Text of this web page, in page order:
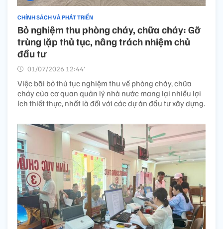
CHÍNH SÁCH VÀ PHÁT TRIỂN
Bỏ nghiệm thu phòng cháy, chữa cháy: Gỡ
trùng lặp thủ tục, nâng trách nhiệm chủ
đầu tư
01/07/2026 12:44’
Việc bãi bỏ thủ tục nghiệm thu về phòng cháy, chữa
cháy của cơ quan quản lý nhà nước mang lại nhiều lợi
ích thiết thực, nhất là đối với các dự án đầu tư xây dựng.